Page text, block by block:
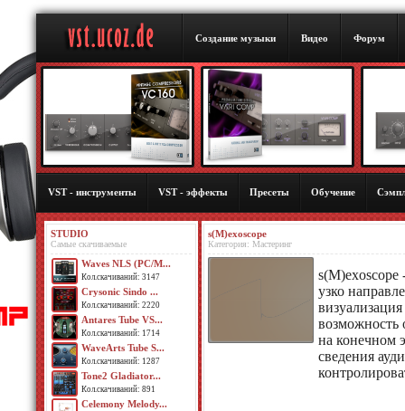
Создание музыки Видео Форум
VST - инструменты VST - эффекты Пресеты Обучение
STUDIO
Самые скачиваемые
Waves NLS (PC/M...
Кол.скачиваний: 3147
Crysonic Sindo ...
Кол.скачиваний: 2220
Antares Tube VS...
Кол.скачиваний: 1714
WaveArts Tube S...
Кол.скачиваний: 1287
Tone2 Gladiator...
Кол.скачиваний: 891
Celemony Melody...
s(M)exoscope
Категория: Мастеринг
узко
возможность
на конечном
сведения